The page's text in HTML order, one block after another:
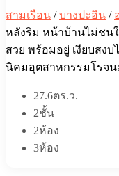
สามเรือน /บางปะอิน /
หลังริม หน้าบ้านไม่ชน
สวย พร้อมอยู่ เงียบสง
นิคมอุตสาหกรรมโรจน
27.6ตร.ว.
2ชั้น
2ห้อง
3ห้อง